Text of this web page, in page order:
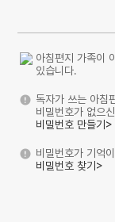
아침편지 가족이
있습니다.
독자가 쓰는 아침
비밀번호가 없으
비밀번호 만들기>
비밀번호가 기억
비밀번호 찾기>